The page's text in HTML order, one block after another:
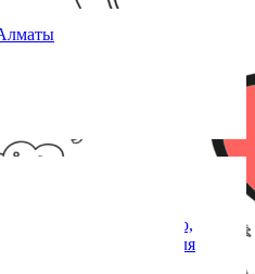
DLFT-213S Europeo,
Графит, Полки для